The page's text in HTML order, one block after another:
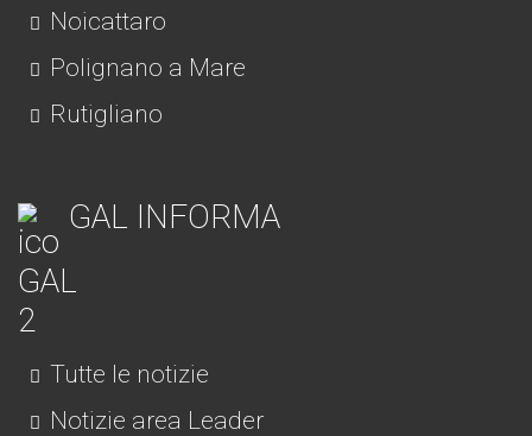
Noicattaro
Polignano a Mare
Rutigliano
GAL INFORMA
Tutte le notizie
Notizie area Leader